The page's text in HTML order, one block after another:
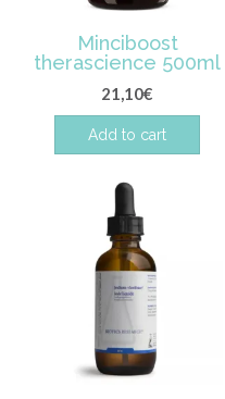
Minciboost
therascience 500ml
21,10€
Add to cart